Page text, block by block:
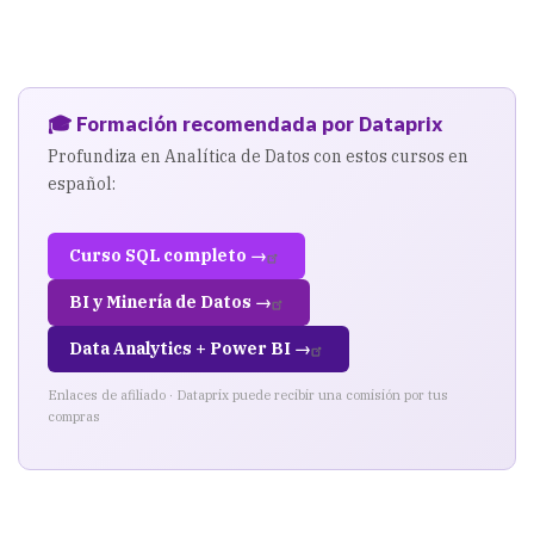
🎓 Formación recomendada por Dataprix
Profundiza en Analítica de Datos con estos cursos en
español:
Curso SQL completo →
BI y Minería de Datos →
Data Analytics + Power BI →
Enlaces de afiliado · Dataprix puede recibir una comisión por tus
compras